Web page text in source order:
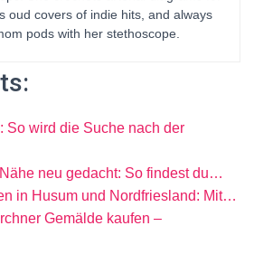
oud covers of indie hits, and always
pods with her stethoscope.
So wird die Suche nach der
neu gedacht: So findest du…
in Husum und Nordfriesland: Mit…
Gemälde kaufen –